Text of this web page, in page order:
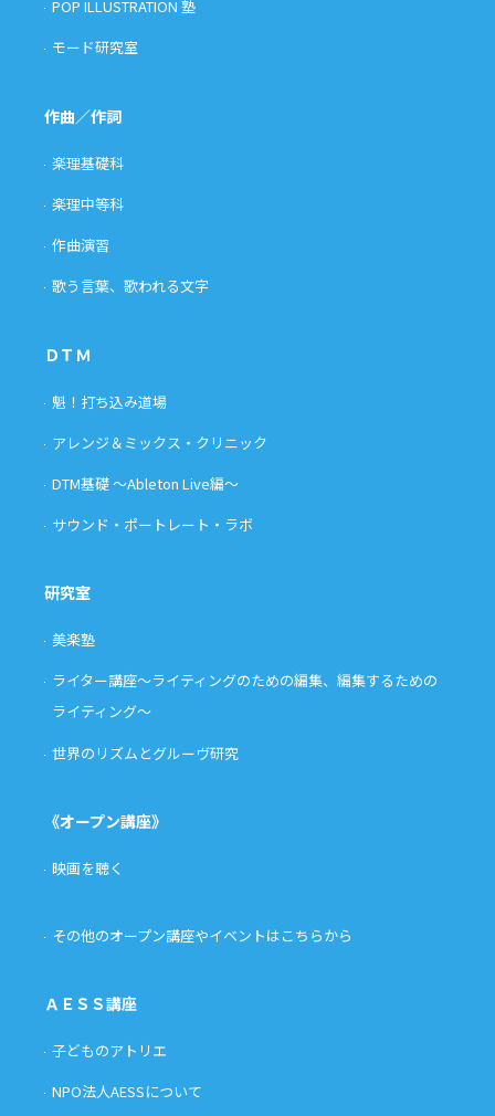
POP ILLUSTRATION 塾
モード研究室
作曲／作詞
楽理基礎科
楽理中等科
作曲演習
歌う言葉、歌われる文字
ＤＴＭ
魁！打ち込み道場
アレンジ＆ミックス・クリニック
DTM基礎 〜Ableton Live編〜
サウンド・ポートレート・ラボ
研究室
美楽塾
ライター講座〜ライティングのための編集、編集するための
ライティング〜
世界のリズムとグルーヴ研究
《オープン講座》
映画を聴く
その他のオープン講座やイベントはこちらから
ＡＥＳＳ講座
子どものアトリエ
NPO法人AESSについて